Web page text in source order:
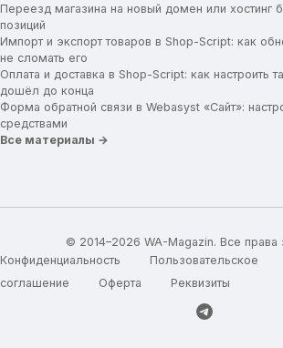
Переезд магазина на новый домен или хостинг
позиций
Импорт и экспорт товаров в Shop-Script: как
не сломать его
Оплата и доставка в Shop-Script: как настроить
дошёл до конца
Форма обратной связи в Webasyst «Сайт»:
средствами
Все материалы →
© 2014–2026 WA-Magazin. Все
Конфиденциальность
Пользовательское
соглашение
Оферта Реквизиты